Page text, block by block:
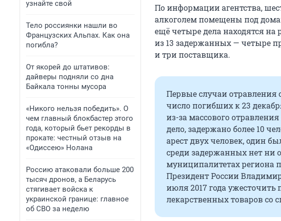
узнайте свой
Тело россиянки нашли во
Французских Альпах. Как она
погибла?
От якорей до штативов:
дайверы подняли со дна
Байкала тонны мусора
«Никого нельзя победить». О
чем главный блокбастер этого
года, который бьет рекорды в
прокате: честный отзыв на
«Одиссею» Нолана
Россию атаковали больше 200
тысяч дронов, а Беларусь
стягивает войска к
украинской границе: главное
об СВО за неделю
По информации агентства,
алкоголем помещены под
ещё четыре дела находятся на
из 13 задержанных — четыре
и три поставщика.
Первые случаи отравления
число погибших к 23
из-за массового отравления
дело, задержано более 10
арест двух человек, один
среди задержанных нет ни
муниципалитетах региона
Президент России
июля 2017 года
лекарственных товаров со